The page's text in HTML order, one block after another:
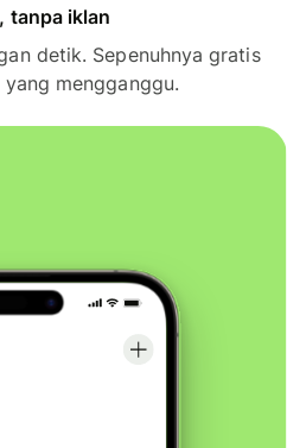
tanpa iklan
detik. Sepenuhnya gratis
mengganggu.